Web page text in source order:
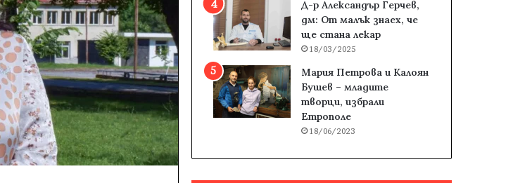
Д-р Александър Герчев,
дм: От малък знаех, че
ще стана лекар
18/03/2025
Мария Петрова и Калоян
Бушев – младите
творци, избрали
Етрополе
18/06/2023